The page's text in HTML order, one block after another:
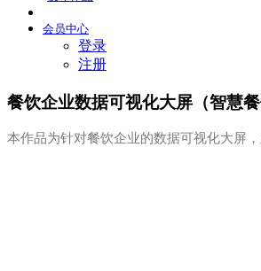
会员中心
登录
注册
餐饮企业数据可视化大屏（智慧餐
本作品为针对餐饮企业的数据可视化大屏